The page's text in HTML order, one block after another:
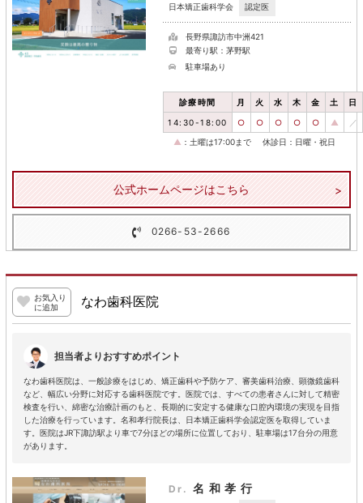
日本矯正歯科学会 認定医
長野県諏訪市中洲421
最寄り駅：茅野駅
駐車場あり
診療時間 月 火 水 木 金 土 日
14:30-18:00 ○ ○ ○ ○ ○ ▲ ／
▲ ：土曜は17:00まで 休診日：日曜・祝日
公式ホームページはこちら
0266-53-2666
お気入り
に追加
なわ歯科医院
担当者よりおすすめポイント
なわ歯科医院は、一般診療をはじめ、矯正歯科や予防ケア、審美歯科治療、顕微鏡歯科
など、幅広い分野に対応する歯科医院です。医院では、すべての患者さんに対して精密
検査を行い、綿密な治療計画のもと、長期的に安定する健康な口腔内環境の実現を目指
した治療を行っています。名和孝行院長は、日本矯正歯科学会認定医を取得していま
す。医院はJR下諏訪駅より車で7分ほどの場所に位置しており、駐車場は17台分の用意
があります。
Dr. 名和孝行